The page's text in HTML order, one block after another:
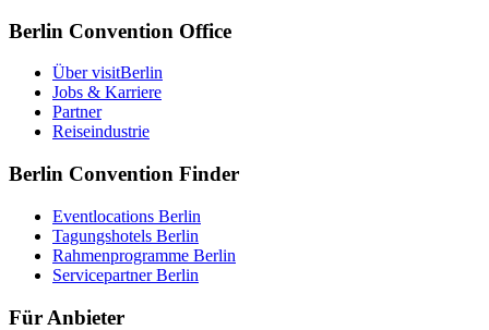
Berlin Convention Office
Über visitBerlin
Jobs & Karriere
Partner
Reiseindustrie
Berlin Convention Finder
Eventlocations Berlin
Tagungshotels Berlin
Rahmenprogramme Berlin
Servicepartner Berlin
Für Anbieter